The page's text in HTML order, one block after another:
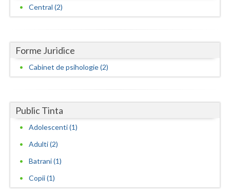
Neamt
Prahova
Salaj
Sibiu
Suceava
Central (2)
Forme Juridice
Cabinet de psihologie (2)
Public Tinta
Adolescenti (1)
Adulti (2)
Batrani (1)
Copii (1)